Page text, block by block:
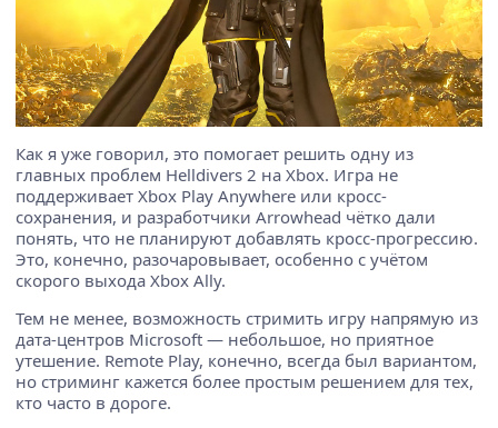
Как я уже говорил, это помогает решить одну из
главных проблем Helldivers 2 на Xbox. Игра не
поддерживает Xbox Play Anywhere или кросс-
сохранения, и разработчики Arrowhead чётко дали
понять, что не планируют добавлять кросс-прогрессию.
Это, конечно, разочаровывает, особенно с учётом
скорого выхода Xbox Ally.
Тем не менее, возможность стримить игру напрямую из
дата-центров Microsoft — небольшое, но приятное
утешение. Remote Play, конечно, всегда был вариантом,
но стриминг кажется более простым решением для тех,
кто часто в дороге.